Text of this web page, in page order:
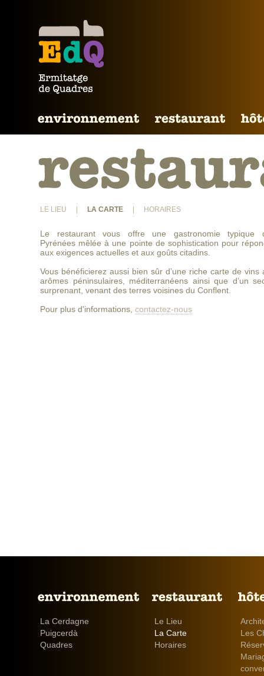
LE LIEU LA CARTE HORAIRES
Le restaurant vous offre une gastronomie typique
Pyrénées mêlée à une pointe de sophistication pour
aux exigences actuelles et aux goûts citadins.
Vous bénéficierez aussi bien sûr d’une riche carte de vins
arômes péninsulaires, méditerranéens ainsi que d’un
surprenant, venant des terres voisines du Conflent.
Pour plus d'informations, contactez-nous
La Cerdagne
Puigcerdà
Quadres
Le Lieu
La Carte
Horaires
Les